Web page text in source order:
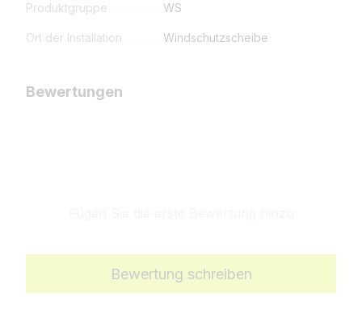
Produktgruppe WS
Ort der Installation Windschutzscheibe
Bewertungen
Bewertung schreiben